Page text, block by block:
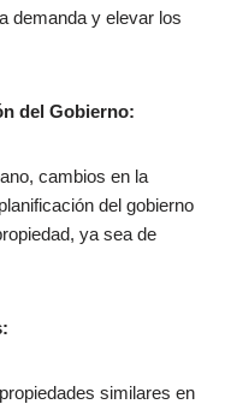
demanda y elevar los
del Gobierno:
cambios en la
del gobierno
ya sea de
similares en